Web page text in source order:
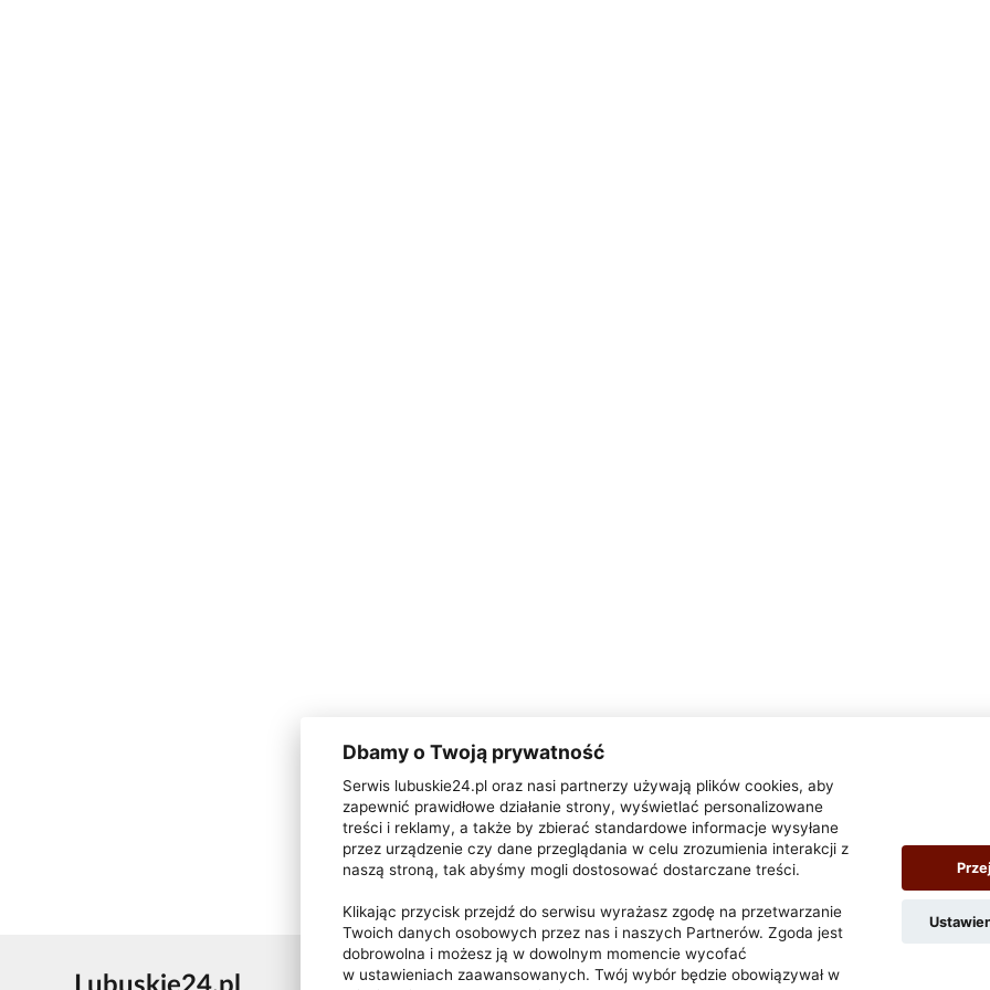
Dbamy o Twoją prywatność
Serwis lubuskie24.pl oraz nasi partnerzy używają plików cookies, aby
zapewnić prawidłowe działanie strony, wyświetlać personalizowane
treści i reklamy, a także by zbierać standardowe informacje wysyłane
przez urządzenie czy dane przeglądania w celu zrozumienia interakcji z
naszą stroną, tak abyśmy mogli dostosować dostarczane treści.
Klikając przycisk przejdź do serwisu wyrażasz zgodę na przetwarzanie
Twoich danych osobowych przez nas i naszych Partnerów. Zgoda jest
dobrowolna i możesz ją w dowolnym momencie wycofać
w ustawieniach zaawansowanych. Twój wybór będzie obowiązywał w